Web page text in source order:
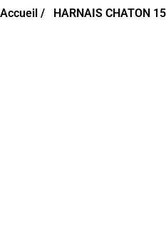
Accueil / HARNAIS CHATON